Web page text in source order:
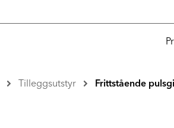
Tilleggsutstyr Frittstående